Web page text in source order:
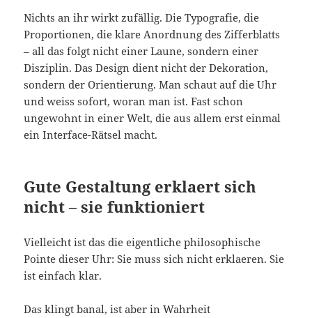
Nichts an ihr wirkt zufällig. Die Typografie, die
Proportionen, die klare Anordnung des Zifferblatts
– all das folgt nicht einer Laune, sondern einer
Disziplin. Das Design dient nicht der Dekoration,
sondern der Orientierung. Man schaut auf die Uhr
und weiss sofort, woran man ist. Fast schon
ungewohnt in einer Welt, die aus allem erst einmal
ein Interface-Rätsel macht.
Gute Gestaltung erklaert sich
nicht – sie funktioniert
Vielleicht ist das die eigentliche philosophische
Pointe dieser Uhr: Sie muss sich nicht erklaeren. Sie
ist einfach klar.
Das klingt banal, ist aber in Wahrheit